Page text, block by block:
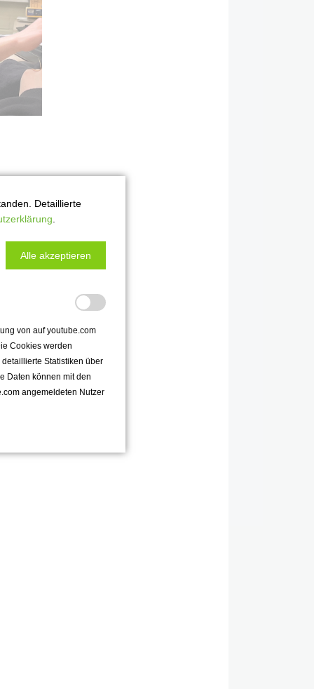
Detaillierte
Alle akzeptieren
von auf youtube.com
Cookies werden
Statistiken über
Daten können mit den
angemeldeten Nutzer